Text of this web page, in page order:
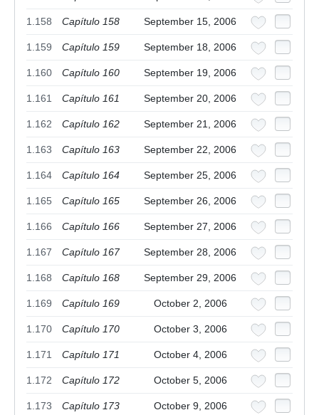
1.158 Capítulo 158 September 15, 2006
1.159 Capítulo 159 September 18, 2006
1.160 Capítulo 160 September 19, 2006
1.161 Capítulo 161 September 20, 2006
1.162 Capítulo 162 September 21, 2006
1.163 Capítulo 163 September 22, 2006
1.164 Capítulo 164 September 25, 2006
1.165 Capítulo 165 September 26, 2006
1.166 Capítulo 166 September 27, 2006
1.167 Capítulo 167 September 28, 2006
1.168 Capítulo 168 September 29, 2006
1.169 Capítulo 169 October 2, 2006
1.170 Capítulo 170 October 3, 2006
1.171 Capítulo 171 October 4, 2006
1.172 Capítulo 172 October 5, 2006
1.173 Capítulo 173 October 9, 2006